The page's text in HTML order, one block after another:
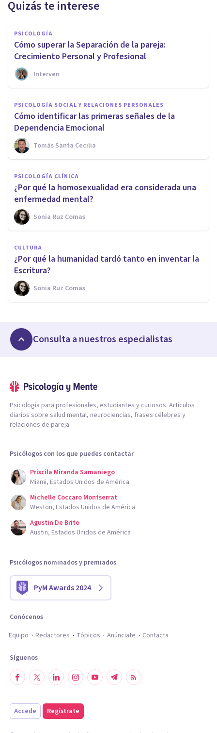
Quizás te interese
PSICOLOGÍA
Cómo superar la Separación de la pareja:
Crecimiento Personal y Profesional
Interven
PSICOLOGÍA SOCIAL Y RELACIONES PERSONALES
Cómo identificar las primeras señales de la
Dependencia Emocional
Tomás Santa Cecilia
PSICOLOGÍA CLÍNICA
¿Por qué la homosexualidad era considerada una
enfermedad mental?
Sonia Ruz Comas
CULTURA
¿Por qué la humanidad tardó tanto en inventar la
Escritura?
Sonia Ruz Comas
Consulta a nuestros especialistas
Psicología para profesionales, estudiantes y curiosos. Artículos
diarios sobre salud mental, neurociencias, frases célebres y
relaciones de pareja.
Psicólogos con los que puedes contactar
Priscila Miranda Samaniego
Miami, Estados Unidos de América
Michelle Coccaro Montserrat
Weston, Estados Unidos de América
Agustin De Brito
Austin, Estados Unidos de América
Psicólogos nominados y premiados
PyM Awards 2024
Conócenos
Equipo
Redactores Tópicos Anúnciate Contacta
Síguenos
Accede Regístrate